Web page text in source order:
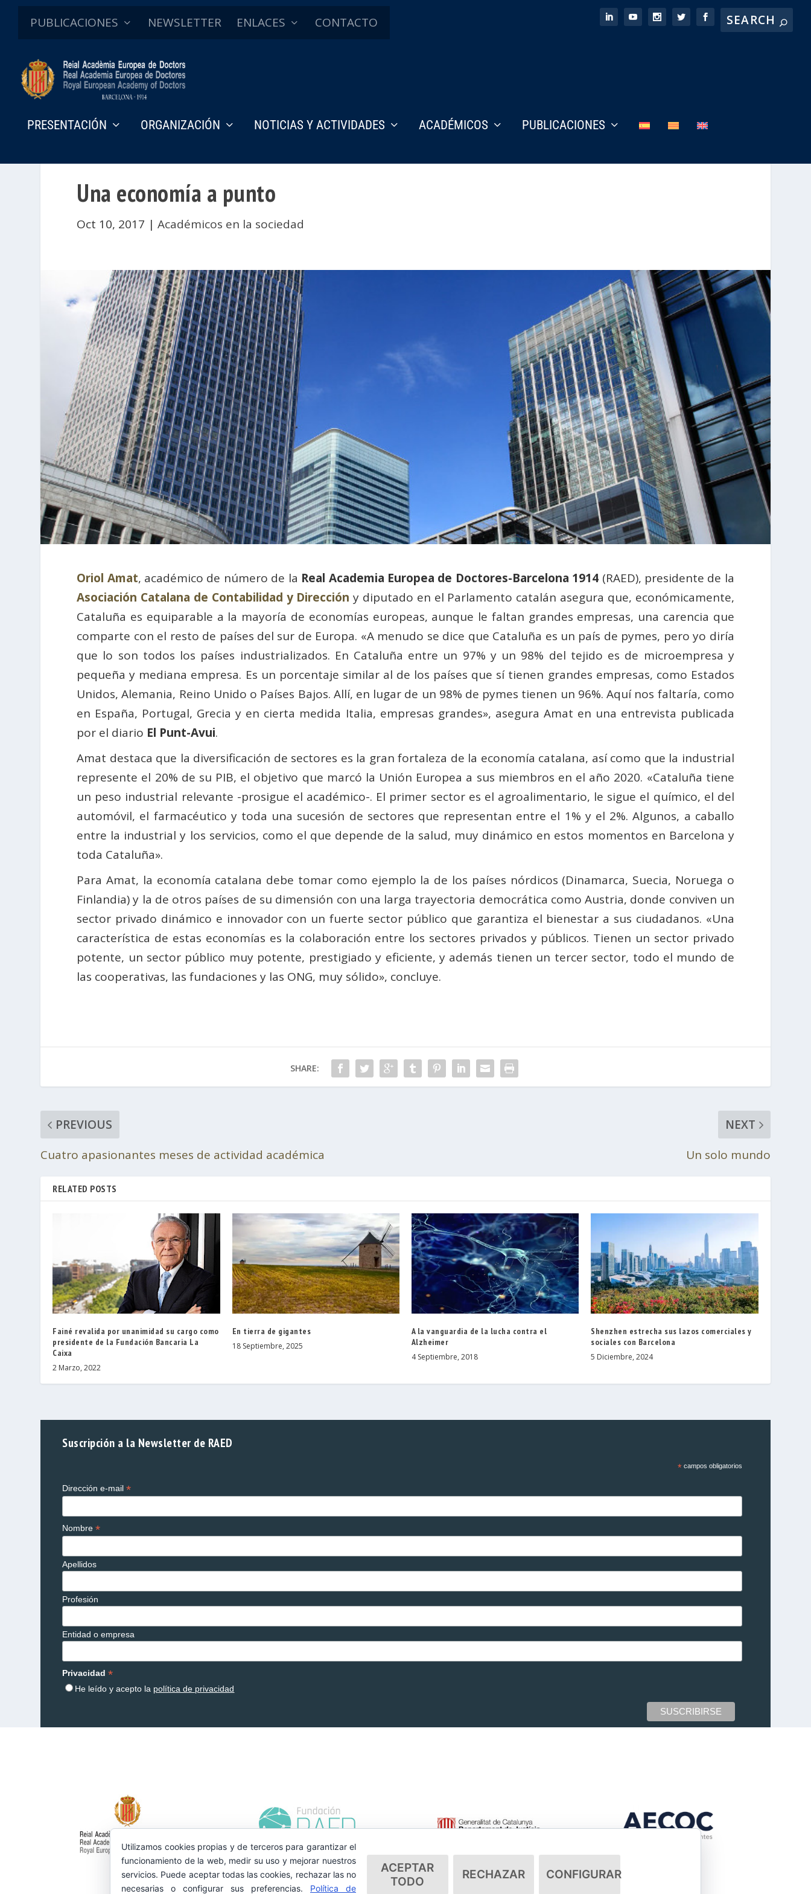
PUBLICACIONES NEWSLETTER ENLACES CONTACTO
PRESENTACIÓN ORGANIZACIÓN NOTICIAS Y ACTIVIDADES ACADÉMICOS PUBLICACIONES
Una economía a punto
Oct 10, 2017 |Académicos en la sociedad
Oriol Amat, académico de número de la Real Academia Europea de Doctores-Barcelona 1914 (RAED), presidente de la
Asociación Catalana de Contabilidad y Dirección y diputado en el Parlamento catalán asegura que, económicamente,
Cataluña es equiparable a la mayoría de economías europeas, aunque le faltan grandes empresas, una carencia que
comparte con el resto de países del sur de Europa. «A menudo se dice que Cataluña es un país de pymes, pero yo diría
que lo son todos los países industrializados. En Cataluña entre un 97% y un 98% del tejido es de microempresa y
pequeña y mediana empresa. Es un porcentaje similar al de los países que sí tienen grandes empresas, como Estados
Unidos, Alemania, Reino Unido o Países Bajos. Allí, en lugar de un 98% de pymes tienen un 96%. Aquí nos faltaría, como
en España, Portugal, Grecia y en cierta medida Italia, empresas grandes», asegura Amat en una entrevista publicada
por el diario El Punt-Avui.
Amat destaca que la diversificación de sectores es la gran fortaleza de la economía catalana, así como que la industrial
represente el 20% de su PIB, el objetivo que marcó la Unión Europea a sus miembros en el año 2020. «Cataluña tiene
un peso industrial relevante -prosigue el académico-. El primer sector es el agroalimentario, le sigue el químico, el del
automóvil, el farmacéutico y toda una sucesión de sectores que representan entre el 1% y el 2%. Algunos, a caballo
entre la industrial y los servicios, como el que depende de la salud, muy dinámico en estos momentos en Barcelona y
toda Cataluña».
Para Amat, la economía catalana debe tomar como ejemplo la de los países nórdicos (Dinamarca, Suecia, Noruega o
Finlandia) y la de otros países de su dimensión con una larga trayectoria democrática como Austria, donde conviven un
sector privado dinámico e innovador con un fuerte sector público que garantiza el bienestar a sus ciudadanos. «Una
característica de estas economías es la colaboración entre los sectores privados y públicos. Tienen un sector privado
potente, un sector público muy potente, prestigiado y eficiente, y además tienen un tercer sector, todo el mundo de
las cooperativas, las fundaciones y las ONG, muy sólido», concluye.
SHARE:
PREVIOUS
Cuatro apasionantes meses de actividad académica
NEXT
Un solo mundo
RELATED POSTS
Fainé revalida por unanimidad su cargo como
presidente de la Fundación Bancaria La
Caixa
2 Marzo, 2022
En tierra de gigantes
18 Septiembre, 2025
A la vanguardia de la lucha contra el
Alzheimer
4 Septiembre, 2018
Shenzhen estrecha sus lazos comerciales y
sociales con Barcelona
5 Diciembre, 2024
Suscripción a la Newsletter de RAED
*campos obligatorios
Dirección e-mail*
Nombre*
Apellidos
Profesión
Entidad o empresa
Privacidad*
He leído y acepto la política de privacidad
Utilizamos cookies propias y de terceros para garantizar el
funcionamiento de la web, medir su uso y mejorar nuestros
servicios. Puede aceptar todas las cookies, rechazar las no
necesarias o configurar sus preferencias. Política de
ACEPTAR
TODO
RECHAZAR CONFIGURAR